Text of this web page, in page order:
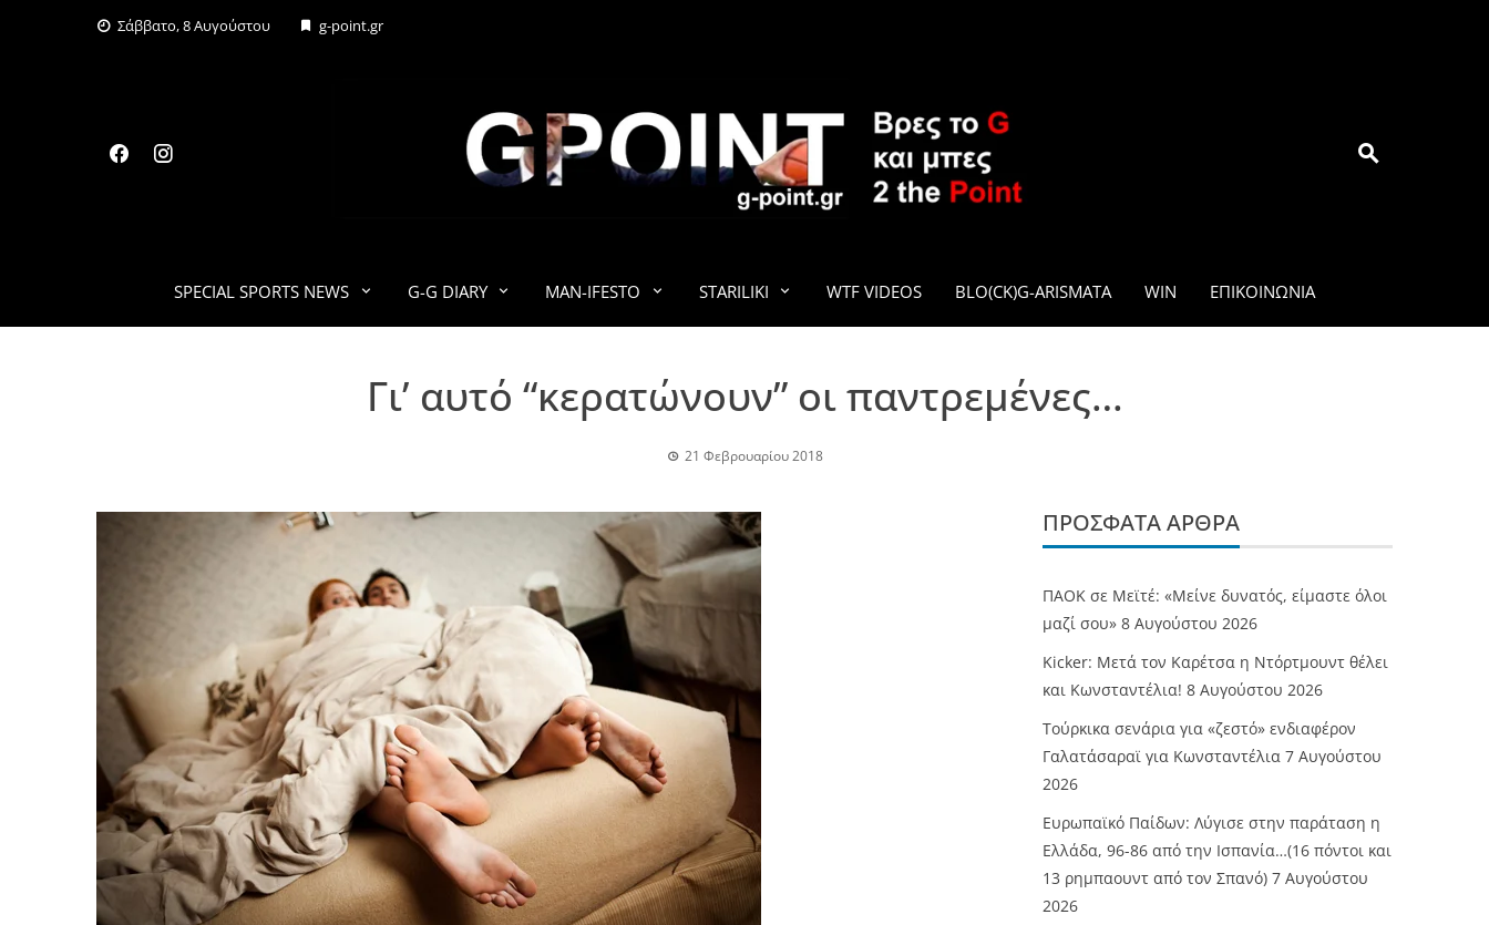
Σάββατο, 8 Αυγούστου g-point.gr
G-POINT.GR
SPECIAL SPORTS NEWS G-G DIARY MAN-IFESTO STARILIKI WTF VIDEOS BLO(CK)G-ARISMATA WIN ΕΠΙΚΟΙΝΩΝΊΑ
Γι’ αυτό “κερατώνουν” οι παντρεμένες…
21 Φεβρουαρίου 2018
ΠΡΌΣΦΑΤΑ ΆΡΘΡΑ
ΠΑΟΚ σε Μεϊτέ: «Μείνε δυνατός, είμαστε όλοι
μαζί σου» 8 Αυγούστου 2026
Kicker: Μετά τον Καρέτσα η Ντόρτμουντ θέλει
και Κωνσταντέλια! 8 Αυγούστου 2026
Τούρκικα σενάρια για «ζεστό» ενδιαφέρον
Γαλατάσαραϊ για Κωνσταντέλια 7 Αυγούστου
2026
Ευρωπαϊκό Παίδων: Λύγισε στην παράταση η
Ελλάδα, 96-86 από την Ισπανία…(16 πόντοι και
13 ρημπαουντ από τον Σπανό) 7 Αυγούστου
2026